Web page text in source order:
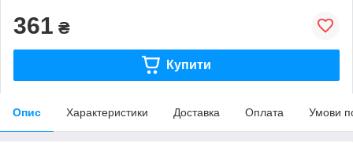
361 ₴
Купити
Опис Характеристики Доставка Оплата Умови